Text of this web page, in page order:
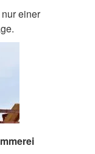
einer